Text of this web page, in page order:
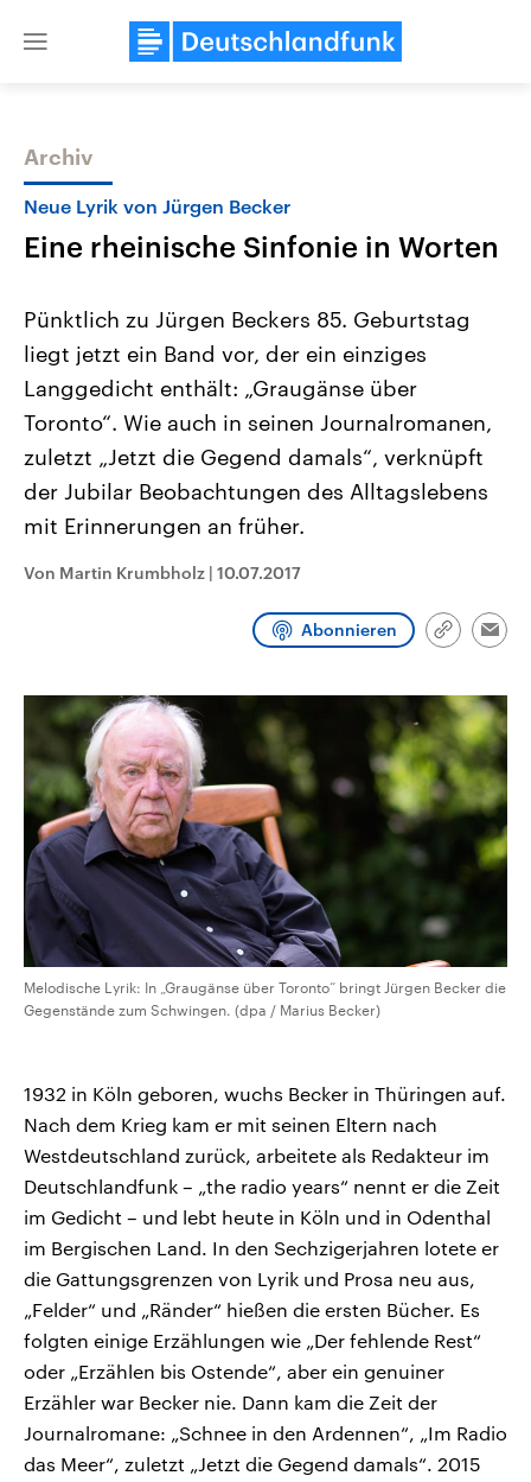
Close
Themen
Landtagswahl Sachsen-Anhalt
2026
Alle Informationen
Sachsen-Anhalt wählt am 6.
September 2026 einen neuen
Bundesland von einer Koalition aus
Umfragen, Prognosen,
Wahlprogramme, aktuelle Berichte
und Kandidaten der anstehenden
USA
Aktuelle Beiträge,
Hintergründe
Wirtschaftlich und
gehören die Vereinigten
den mächtigsten Ländern
Archiv
Neue Lyrik von Jürgen Becker
Eine rheinische Sinfonie in Worten
Pünktlich zu Jürgen Beckers 85. Geburtstag
liegt jetzt ein Band vor, der ein einziges
Langgedicht enthält: „Graugänse über
Toronto“. Wie auch in seinen Journalromanen,
zuletzt „Jetzt die Gegend damals“, verknüpft
der Jubilar Beobachtungen des Alltagslebens
mit Erinnerungen an früher.
Von Martin Krumbholz | 10.07.2017
Abonnieren
Link
Melodische Lyrik: In „Graugänse über Toronto“ bringt Jürgen Becker die
Gegenstände zum Schwingen. (dpa / Marius Becker)
1932 in Köln geboren, wuchs Becker in Thüringen auf.
Nach dem Krieg kam er mit seinen Eltern nach
Westdeutschland zurück, arbeitete als Redakteur im
Deutschlandfunk – „the radio years“ nennt er die Zeit
im Gedicht – und lebt heute in Köln und in Odenthal
im Bergischen Land. In den Sechzigerjahren lotete er
die Gattungsgrenzen von Lyrik und Prosa neu aus,
„Felder“ und „Ränder“ hießen die ersten Bücher. Es
folgten einige Erzählungen wie „Der fehlende Rest“
oder „Erzählen bis Ostende“, aber ein genuiner
Erzähler war Becker nie. Dann kam die Zeit der
Journalromane: „Schnee in den Ardennen“, „Im Radio
das Meer“, zuletzt „Jetzt die Gegend damals“. 2015